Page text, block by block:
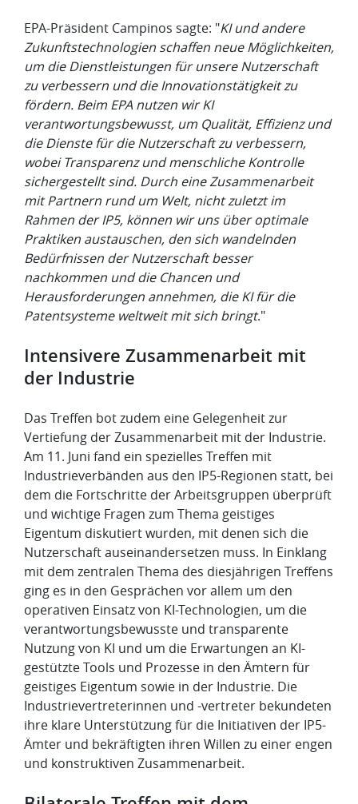
​EPA-Präsident Campinos sagte: "KI und andere
Zukunftstechnologien schaffen neue Möglichkeiten,
um die Dienstleistungen für unsere Nutzerschaft
zu verbessern und die Innovationstätigkeit zu
fördern. Beim EPA nutzen wir KI
verantwortungsbewusst, um Qualität, Effizienz und
die Dienste für die Nutzerschaft zu verbessern,
wobei Transparenz und menschliche Kontrolle
sichergestellt sind. Durch eine Zusammenarbeit
mit Partnern rund um Welt, nicht zuletzt im
Rahmen der IP5, können wir uns über optimale
Praktiken austauschen, den sich wandelnden
Bedürfnissen der Nutzerschaft besser
nachkommen und die Chancen und
Herausforderungen annehmen, die KI für die
Patentsysteme weltweit mit sich bringt."
​Intensivere Zusammenarbeit mit
der Industrie
​Das Treffen bot zudem eine Gelegenheit zur
Vertiefung der Zusammenarbeit mit der Industrie.
Am 11. Juni fand ein spezielles Treffen mit
Industrieverbänden aus den IP5-Regionen statt, bei
dem die Fortschritte der Arbeitsgruppen überprüft
und wichtige Fragen zum Thema geistiges
Eigentum diskutiert wurden, mit denen sich die
Nutzerschaft auseinandersetzen muss. In Einklang
mit dem zentralen Thema des diesjährigen Treffens
ging es in den Gesprächen vor allem um den
operativen Einsatz von KI-Technologien, um die
verantwortungsbewusste und transparente
Nutzung von KI und um die Erwartungen an KI-
gestützte Tools und Prozesse in den Ämtern für
geistiges Eigentum sowie in der Industrie. Die
Industrievertreterinnen und -vertreter bekundeten
ihre klare Unterstützung für die Initiativen der IP5-
Ämter und bekräftigten ihren Willen zu einer engen
und konstruktiven Zusammenarbeit.